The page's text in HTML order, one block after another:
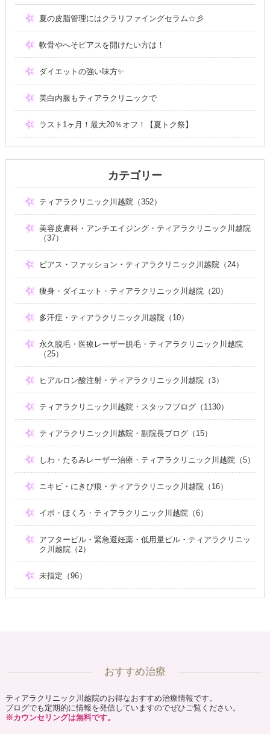
夏の皮脂管理にはクラリファイングセラム☆彡
軟骨やへそピアスを開けたい方は！
ダイエットの強い味方✨
美白内服もティアラクリニックで
ラスト1ヶ月！最大20％オフ！【夏トク祭】
カテゴリー
ティアラクリニック川越院（352）
美容皮膚科・アンチエイジング・ティアラクリニック川越院
（37）
ピアス・ファッション・ティアラクリニック川越院（24）
痩身・ダイエット・ティアラクリニック川越院（20）
多汗症・ティアラクリニック川越院（10）
永久脱毛・医療レーザー脱毛・ティアラクリニック川越院
（25）
ヒアルロン酸注射・ティアラクリニック川越院（3）
ティアラクリニック川越院・スタッフブログ（1130）
ティアラクリニック川越院・副院長ブログ（15）
しわ・たるみレーザー治療・ティアラクリニック川越院（5）
ニキビ・にきび痕・ティアラクリニック川越院（16）
イボ・ほくろ・ティアラクリニック川越院（6）
アフターピル・緊急避妊薬・低用量ピル・ティアラクリニッ
ク川越院（2）
未指定（96）
おすすめ治療
ティアラクリニック川越院のお得なおすすめ治療情報です。
ブログでも定期的に情報を発信していますのでぜひご覧ください。
※カウンセリングは無料です。